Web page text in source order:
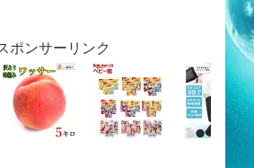
ポンサーリンク